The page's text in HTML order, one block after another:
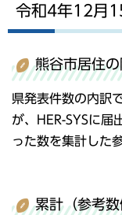
令和4年12月
熊谷市居住
県発表件数の内訳
が、HER-SYSに届
った数を集計した
累計（参考